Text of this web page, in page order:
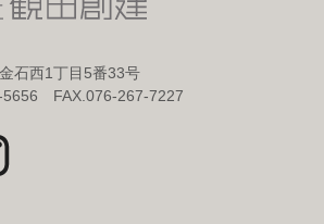
石西1丁目5番33号
5656 FAX.076-267-7227